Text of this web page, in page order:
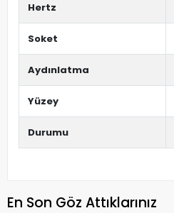
Hertz
Soket
Aydınlatma
Yüzey
Durumu
En Son Göz Attıklarınız